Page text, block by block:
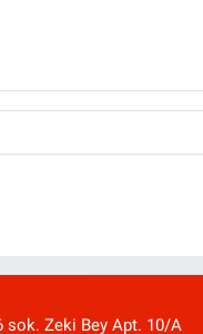
sok. Zeki Bey Apt. 10/A